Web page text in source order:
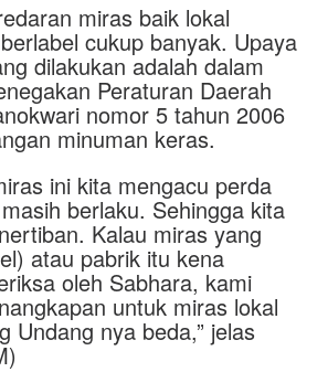
miras baik lokal
cukup banyak. Upaya
dilakukan adalah dalam
Peraturan Daerah
nomor 5 tahun 2006
minuman keras.
ini kita mengacu perda
berlaku. Sehingga kita
Kalau miras yang
atau pabrik itu kena
oleh Sabhara, kami
untuk miras lokal
Undang nya beda,” jelas